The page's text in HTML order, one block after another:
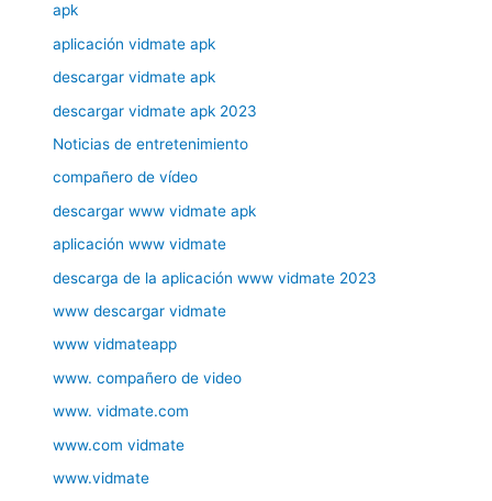
apk
aplicación vidmate apk
descargar vidmate apk
descargar vidmate apk 2023
Noticias de entretenimiento
compañero de vídeo
descargar www vidmate apk
aplicación www vidmate
descarga de la aplicación www vidmate 2023
www descargar vidmate
www vidmateapp
www. compañero de video
www. vidmate.com
www.com vidmate
www.vidmate